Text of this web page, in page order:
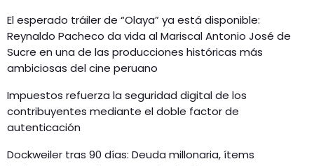
El esperado tráiler de “Olaya” ya está disponible:
Reynaldo Pacheco da vida al Mariscal Antonio José de
Sucre en una de las producciones históricas más
ambiciosas del cine peruano
Impuestos refuerza la seguridad digital de los
contribuyentes mediante el doble factor de
autenticación
Dockweiler tras 90 días: Deuda millonaria, ítems